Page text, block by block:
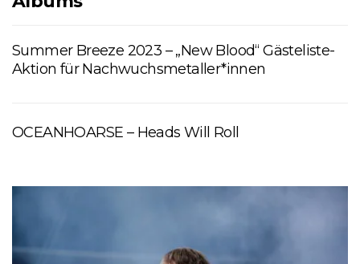
Summer Breeze 2023 – „New Blood“ Gästeliste-
Aktion für Nachwuchsmetaller*innen
OCEANHOARSE – Heads Will Roll